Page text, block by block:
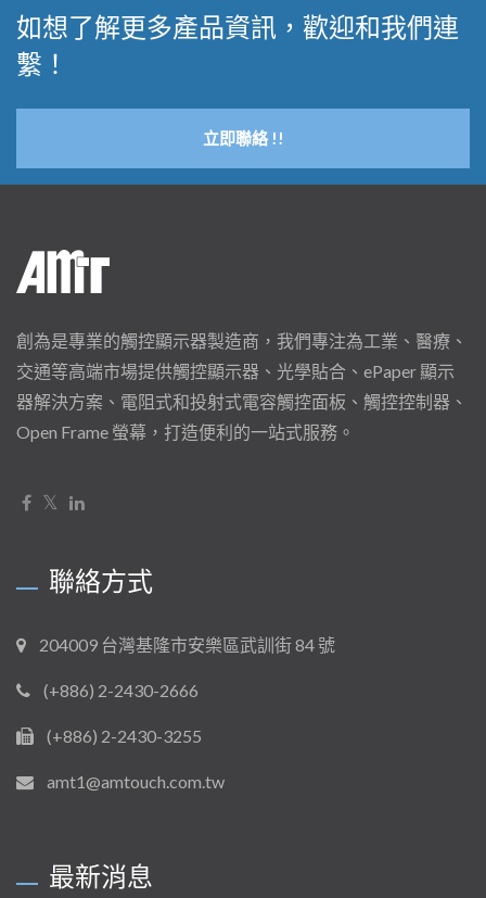
如想了解更多產品資訊，歡迎和我們連
繫！
立即聯絡 !!
創為是專業的觸控顯示器製造商，我們專注為工業、醫療、
交通等高端市場提供觸控顯示器、光學貼合、ePaper 顯示
器解決方案、電阻式和投射式電容觸控面板、觸控控制器、
Open Frame 螢幕，打造便利的一站式服務。
聯絡方式
204009 台灣基隆市安樂區武訓街 84 號
(+886) 2-2430-2666
(+886) 2-2430-3255
amt1@amtouch.com.tw
最新消息